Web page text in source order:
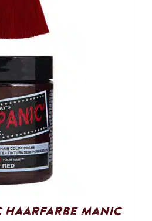
Haarfarbe Manic